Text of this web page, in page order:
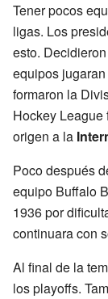
Tener pocos
ligas. Los
esto.
equipos
formaron la
Hockey
origen a la
Poco después
equipo Buffalo
1936 por
continuara con
Al final de la
los playoffs.